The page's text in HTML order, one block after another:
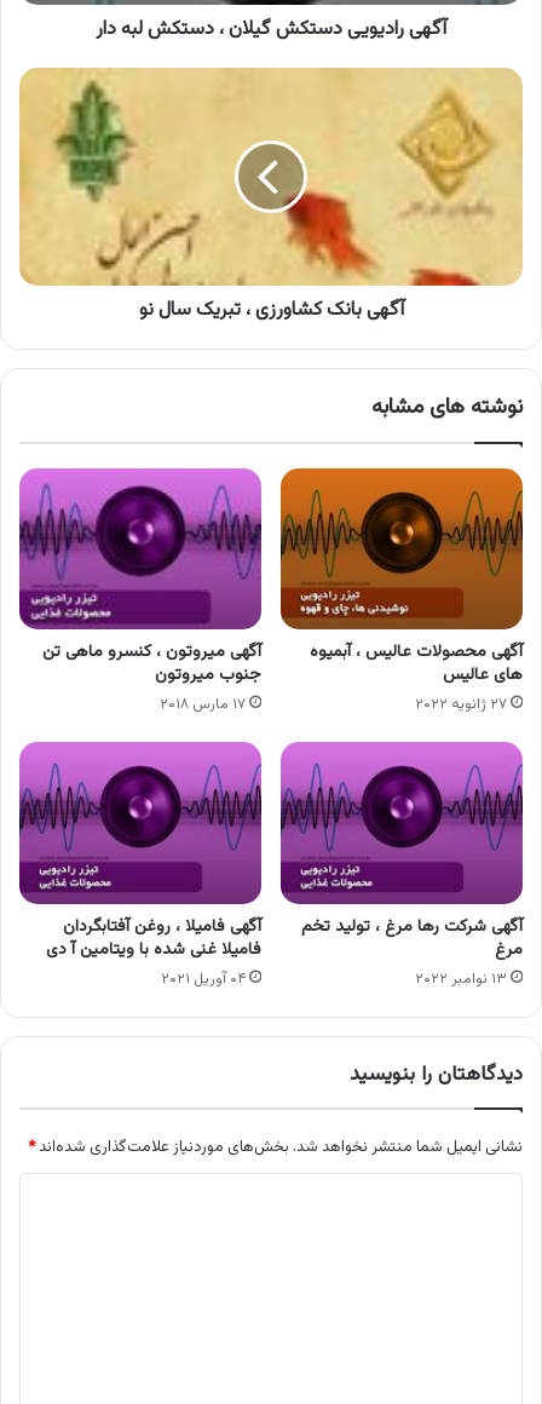
آگهی رادیویی دستکش گیلان ، دستکش لبه دار
آگهی
کشاورزی
آگهی بانک کشاورزی ، تبریک سال نو
نوشته های مشابه
آگهی محصولات عالیس ، آبمیوه
های عالیس
۲۷ ژانویه ۲۰۲۲
آگهی میروتون ، کنسرو ماهی تن
جنوب میروتون
۱۷ مارس ۲۰۱۸
آگهی شرکت رها مرغ ، تولید تخم
مرغ
۱۳ نوامبر ۲۰۲۲
آگهی فامیلا ، روغن آفتابگردان
فامیلا غنی شده با ویتامین آ دی
۰۴ آوریل ۲۰۲۱
دیدگاهتان را بنویسید
نشانی ایمیل شما منتشر نخواهد شد. بخش‌های موردنیاز علامت‌گذاری شده‌اند*